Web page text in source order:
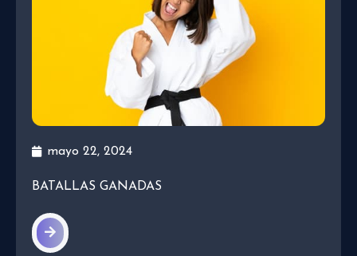
mayo 22, 2024
BATALLAS GANADAS